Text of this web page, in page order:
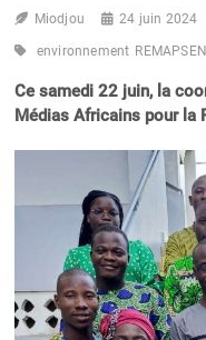
Miodjou 24 juin 2024
environnement REMAPSEN
Ce samedi 22 juin, la
Médias Africains pour la